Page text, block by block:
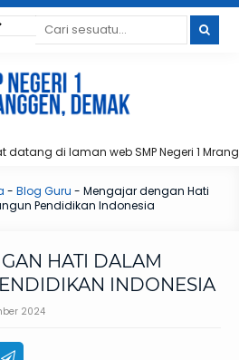
di laman web SMP Negeri 1 Mranggen
- Blog Guru - Mengajar dengan Hati
Pendidikan Indonesia
HATI DALAM
INDONESIA
2024